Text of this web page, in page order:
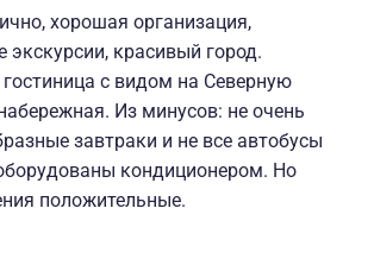
хорошая организация,
экскурсии, красивый город.
с видом на Северную
Из минусов: не очень
завтраки и не все автобусы
кондиционером. Но
положительные.